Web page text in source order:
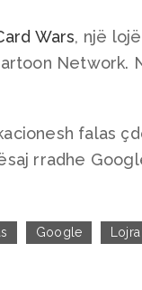
Wars, një
Network.
falas
rradhe
Google Lojra